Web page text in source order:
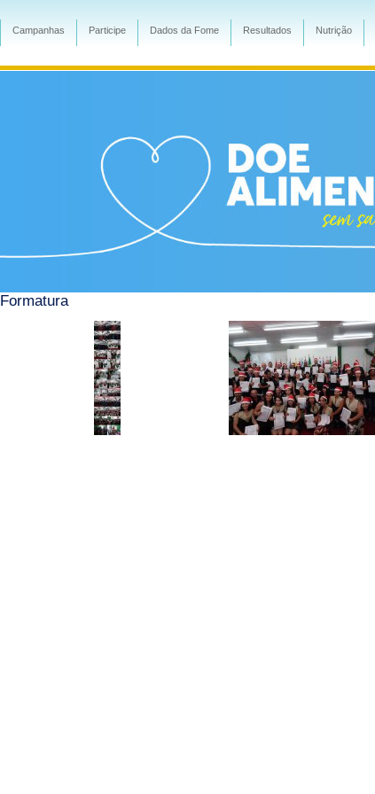
Campanhas Participe Dados da Fome Resultados Nutrição
Formatura